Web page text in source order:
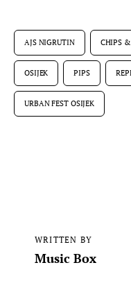
AJS NIGRUTIN CHIPS
OSIJEK PIPS
URBAN FEST OSIJEK
WRITTEN BY
Music Box